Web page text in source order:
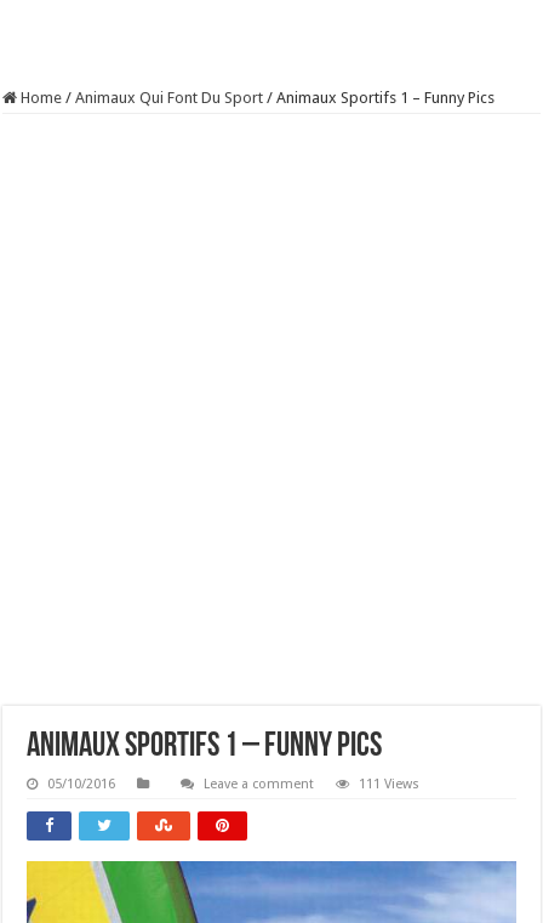
Home / Animaux Qui Font Du Sport / Animaux Sportifs 1 – Funny Pics
Animaux Sportifs 1 – Funny Pics
05/10/2016 Leave a comment 111 Views